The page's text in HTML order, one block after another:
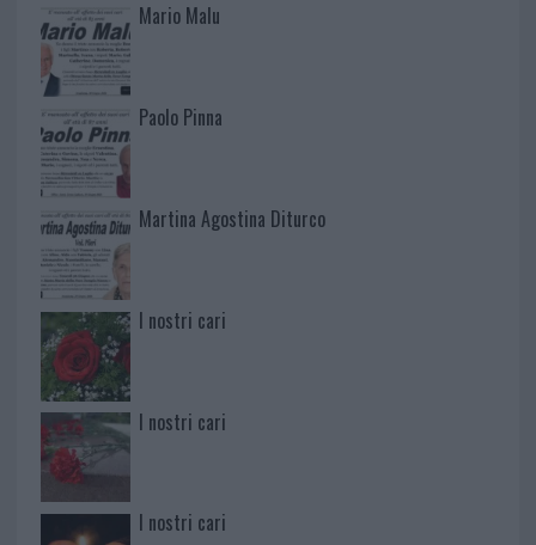
Mario Malu
Paolo Pinna
Martina Agostina Diturco
I nostri cari
I nostri cari
I nostri cari